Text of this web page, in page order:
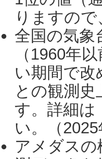
りますの
全国の気象
（1960年
い期間で改
との観測
す。詳細は
い。（2025
アメダスの